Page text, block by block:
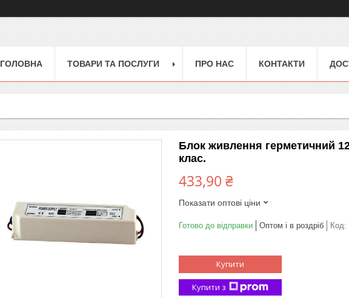
ГОЛОВНА ТОВАРИ ТА ПОСЛУГИ ПРО НАС КОНТАКТИ
Блок живлення герметичний
клас.
433,90 ₴
Показати оптові ціни
Готово до відправки Оптом і в роздріб Код:
Купити
Купити з